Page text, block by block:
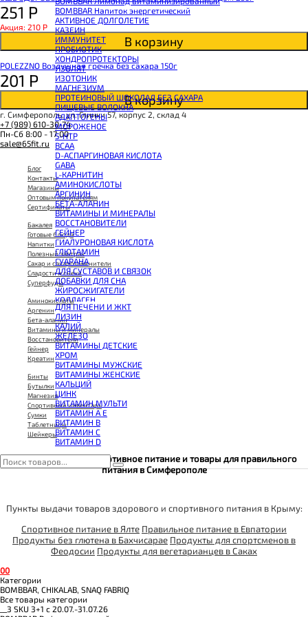
BOMBBAR Напиток энергетический
АКТИВНОЕ ДОЛГОЛЕТИЕ
КАЗЕИН
ИММУНИТЕТ
ПРОБИОТИК
ХОНДРОПРОТЕКТОРЫ
ИЗОЛЯТ
ИЗОТОНИК
МАГНЕЗИУМ
ПРОТЕИНОВЫЙ ШОКОЛАД БЕЗ САХАРА
ПИЩЕВЫЕ ВОЛОКНА
АДАПТОГЕНЫ
МОРОЖЕНОЕ
5-HTP
BCAA
D-АСПАРГИНОВАЯ КИСЛОТА
GABA
L-КАРНИТИН
АМИНОКИСЛОТЫ
АРГИНИН
БЕТА-АЛАНИН
ВИТАМИНЫ И МИНЕРАЛЫ
ВОССТАНОВИТЕЛИ
ГЕЙНЕР
ГИАЛУРОНОВАЯ КИСЛОТА
ГЛЮТАМИН
ГУАРАНА
ДЛЯ СУСТАВОВ И СВЯЗОК
ДОБАВКИ ДЛЯ СНА
ЖИРОСЖИГАТЕЛИ
КОЛЛАГЕН
КОЭНЗИМ Q10
КРЕАТИН
ПОЛЕЗНЫЕ ЖИРЫ
ПРОТЕИН
ПРОТЕИНОВОЕ ПЕЧЕНЬЕ
ПРОТЕИНОВЫЕ БАТОНЧИКИ
ПРОТЕИНОВЫЕ КАШИ
ТЕСТОБУСТЕРЫ
ЦИТРУЛЛИН МАЛАТ
ПРЕДТРЕНИРОВОЧНЫЕ КОМПЛЕКСЫ
ЭНЕРГЕТИКИ И ЖИРОСЖИГАТЕЛИ#
ДЛЯ ПЕЧЕНИ И ЖКТ
ЛИЗИН
КАЛИЙ
ЖЕЛЕЗО
ВИТАМИНЫ ДЕТСКИЕ
ХРОМ
ВИТАМИНЫ МУЖСКИЕ
ВИТАМИНЫ ЖЕНСКИЕ
КАЛЬЦИЙ
ЦИНК
ВИТАМИН МУЛЬТИ
ВИТАМИН A E
ВИТАМИН B
ВИТАМИН C
ВИТАМИН D
251 Р
Акция: 210 Р
В корзину
POLEZZNO Воздушная гречка без сахара 150г
201 Р
В корзину
г. Симферополь, ул. Глинки 57, корпус 2, склад 4
+7 (989) 610-30-74
Пн-Сб 8:00 - 17:00
sale@65fit.ru
Блог
Контакты
Магазины
Оптовым покупателям
Сертификаты
Бакалея
Готовые блюда
Напитки
Полезный завтрак
Сахар и сахарозаменители
Сладости и снеки
Суперфуды
Аминокислоты
Аргенин
Бета-аланин
Витамины и минералы
Восстановители
Гейнер
Креатин
Бинты
Бутылки
Магнезия
Спортивный инвентарь
Сумки
Таблетницы
Шейкеры
© 65Fit 2019-2021. Спортивное питание и товары для правильного
питания в Симферополе
Пункты выдачи товаров здорового и спортивного питания в Крыму:
Спортивное питание в Ялте Правильное питание в Евпатории
Продукты без глютена в Бахчисарае Продукты для спортсменов в
Феодосии Продукты для вегетарианцев в Саках
00
Категории
BOMBBAR, CHIKALAB, SNAQ FABRIQ
Все товары категории
__3 SKU 3+1 с 20.07.-31.07.26